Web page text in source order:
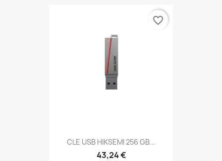
CLE USB HIKSEMI 256 GB...
43,24 €
favorite_border